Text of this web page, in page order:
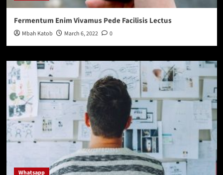
Fermentum Enim Vivamus Pede Facilisis Lectus
Mbah Katob March 6, 2022 0
Whatsapp